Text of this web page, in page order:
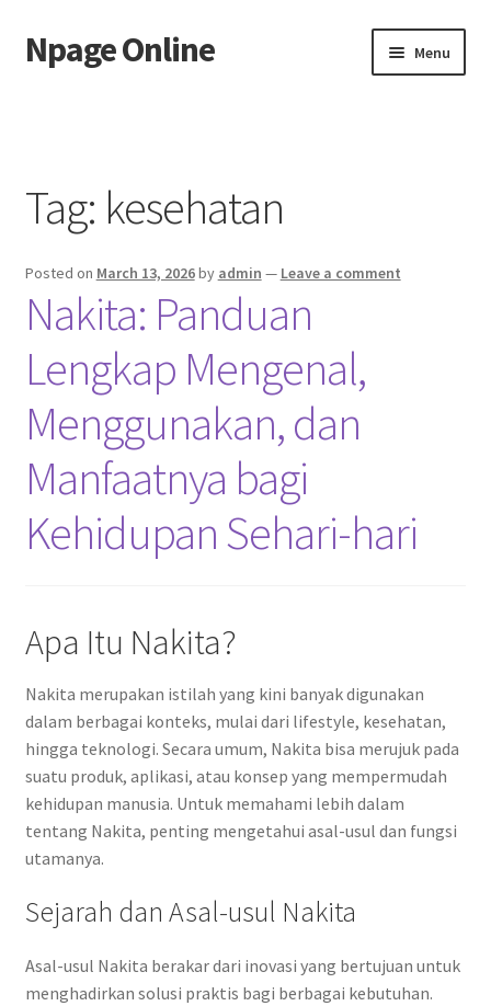
Skip
to
Skip
to
Npage Online Menu
Tag: kesehatan
Posted on March 13, 2026by admin — Leave a comment
Nakita: Panduan
Lengkap Mengenal,
Menggunakan, dan
Manfaatnya bagi
Kehidupan Sehari-hari
Apa Itu Nakita?
Nakita merupakan istilah yang kini banyak digunakan
dalam berbagai konteks, mulai dari lifestyle, kesehatan,
hingga teknologi. Secara umum, Nakita bisa merujuk pada
suatu produk, aplikasi, atau konsep yang mempermudah
kehidupan manusia. Untuk memahami lebih dalam
tentang Nakita, penting mengetahui asal-usul dan fungsi
utamanya.
Sejarah dan Asal-usul Nakita
Asal-usul Nakita berakar dari inovasi yang bertujuan untuk
menghadirkan solusi praktis bagi berbagai kebutuhan.